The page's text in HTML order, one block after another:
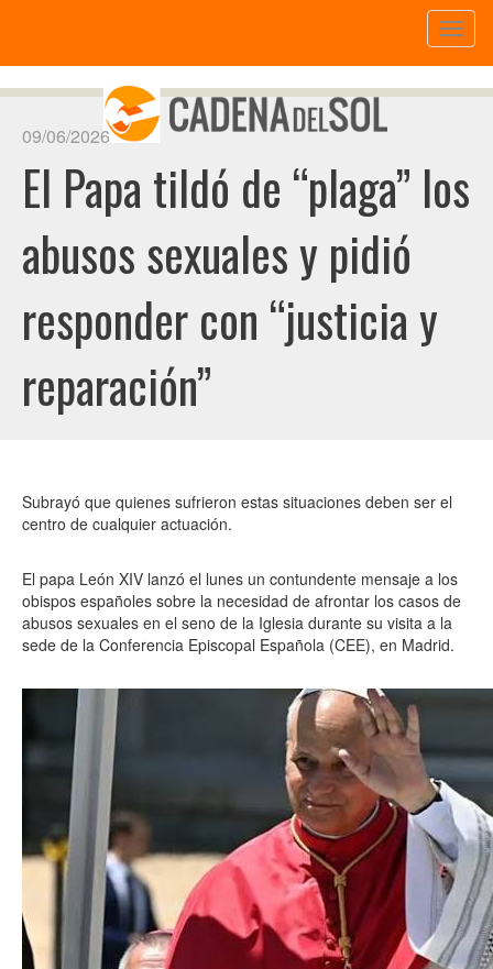
09/06/2026
El Papa tildó de “plaga” los
abusos sexuales y pidió
responder con “justicia y
reparación”
Subrayó que quienes sufrieron estas situaciones deben ser el
centro de cualquier actuación.
El papa León XIV lanzó el lunes un contundente mensaje a los
obispos españoles sobre la necesidad de afrontar los casos de
abusos sexuales en el seno de la Iglesia durante su visita a la
sede de la Conferencia Episcopal Española (CEE), en Madrid.